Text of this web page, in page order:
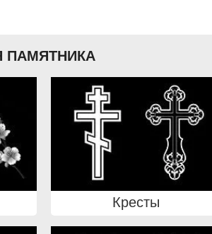
ПАМЯТНИКА
Кресты